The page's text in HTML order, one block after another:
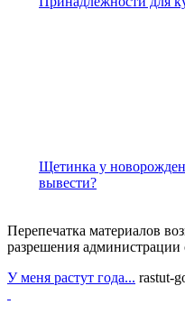
Щетинка у
вывести?
Перепечатка материалов
разрешения администрации
У меня растут года... rastut-